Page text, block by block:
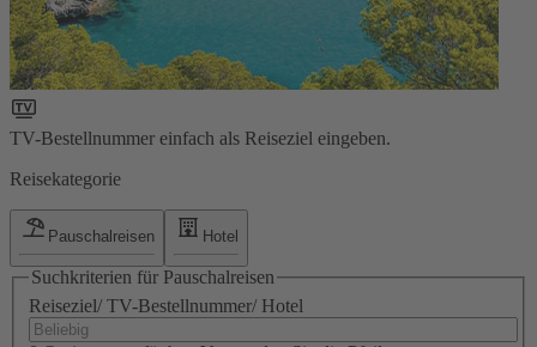
TV-Bestellnummer einfach als Reiseziel eingeben.
Reisekategorie
Pauschalreisen Hotel
Suchkriterien für Pauschalreisen
Reiseziel/ TV-Bestellnummer/ Hotel